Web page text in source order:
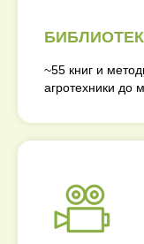
~55 книг и
агротехники до